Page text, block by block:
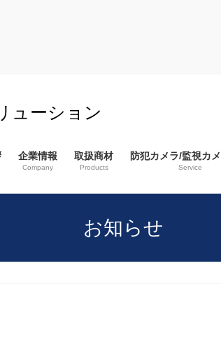
ューション
企業情報
Company
取扱商材
Products
防犯カメラ/監視カ
Service
お知らせ